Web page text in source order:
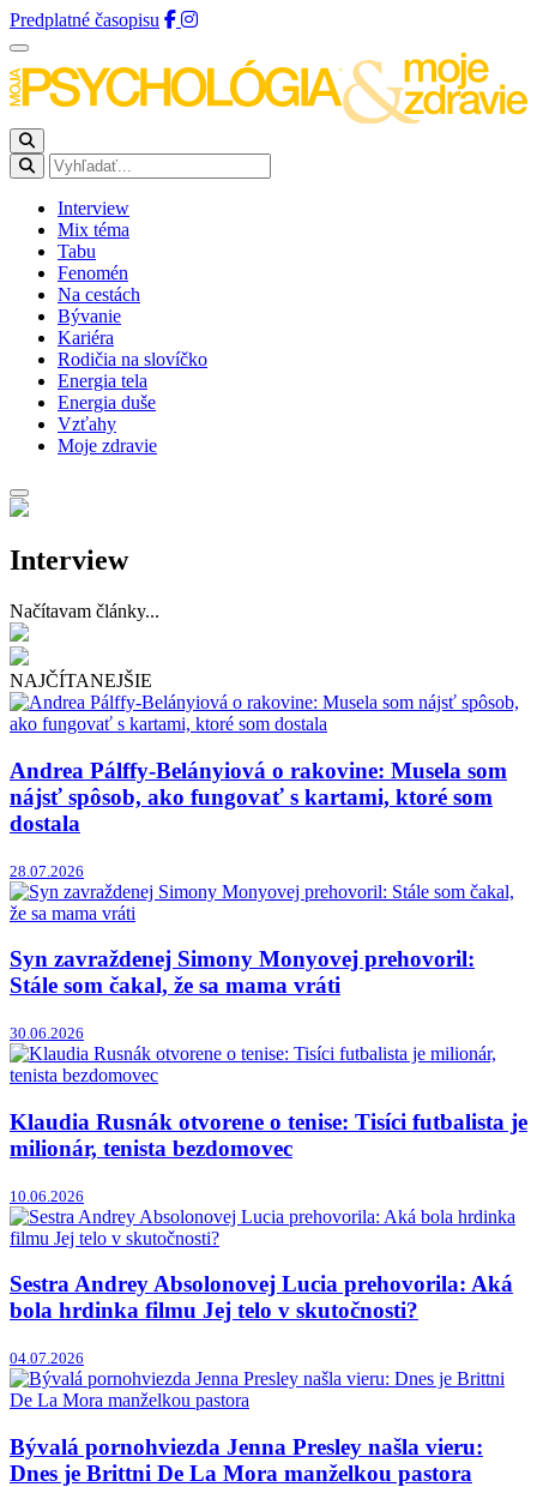
Predplatné časopisu
Interview
Mix téma
Tabu
Fenomén
Na cestách
Bývanie
Kariéra
Rodičia na slovíčko
Energia tela
Energia duše
Vzťahy
Moje zdravie
Interview
Načítavam články...
NAJČÍTANEJŠIE
Andrea Pálffy-Belányiová o rakovine: Musela som
nájsť spôsob, ako fungovať s kartami, ktoré som
dostala
28.07.2026
Syn zavraždenej Simony Monyovej prehovoril:
Stále som čakal, že sa mama vráti
30.06.2026
Klaudia Rusnák otvorene o tenise: Tisíci futbalista je
milionár, tenista bezdomovec
10.06.2026
Sestra Andrey Absolonovej Lucia prehovorila: Aká
bola hrdinka filmu Jej telo v skutočnosti?
04.07.2026
Bývalá pornohviezda Jenna Presley našla vieru:
Dnes je Brittni De La Mora manželkou pastora